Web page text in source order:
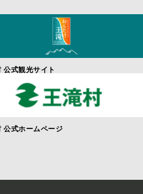
公式観光サイト
公式ホームページ